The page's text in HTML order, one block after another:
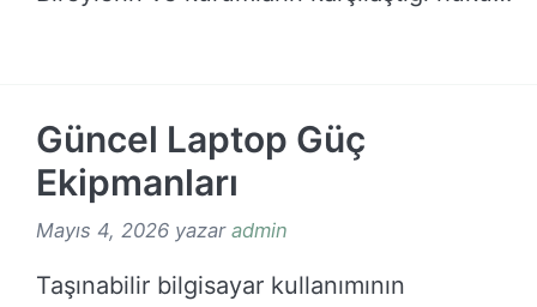
Güncel Laptop Güç
Ekipmanları
Mayıs 4, 2026 yazar admin
Taşınabilir bilgisayar kullanımının